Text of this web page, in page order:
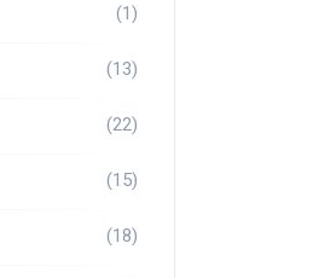
(1)
(13)
(22)
(15)
(18)